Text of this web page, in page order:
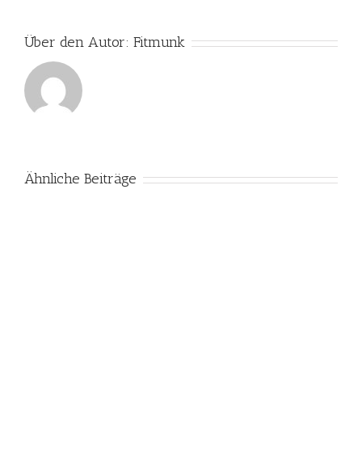
Über den Autor: Fitmunk
Ähnliche Beiträge